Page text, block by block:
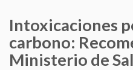
Intoxicaciones
carbono:
Ministerio de